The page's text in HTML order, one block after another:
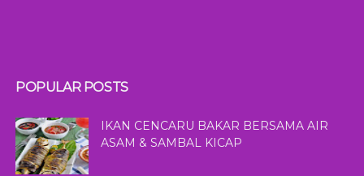
POPULAR POSTS
IKAN CENCARU BAKAR BERSAMA AIR
ASAM & SAMBAL KICAP